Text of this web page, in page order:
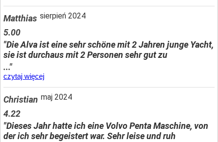
Matthias sierpień 2024
5.00
"Die Alva ist eine sehr schöne mit 2 Jahren junge Yacht,
sie ist durchaus mit 2 Personen sehr gut zu
..."
czytaj więcej
Christian maj 2024
4.22
"Dieses Jahr hatte ich eine Volvo Penta Maschine, von
der ich sehr begeistert war. Sehr leise und ruh